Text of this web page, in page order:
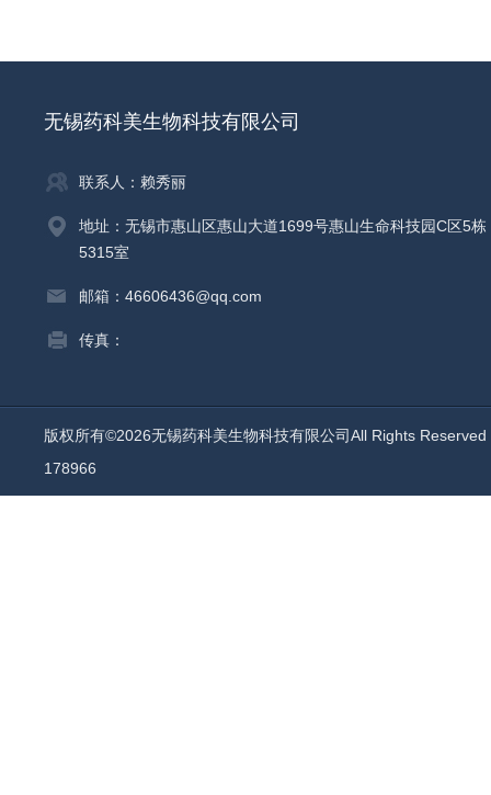
无锡药科美生物科技有限公司
联系人：赖秀丽
地址：无锡市惠山区惠山大道1699号惠山生命科技园C区5栋
5315室
邮箱：46606436@qq.com
传真：
版权所有©2026无锡药科美生物科技有限公司All Rights
178966